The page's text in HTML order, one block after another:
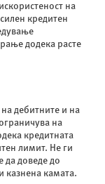
на
кредитен
додека расте
дебитните и на
на
кредитната
лимит. Не ги
да доведе до
казнена камата.